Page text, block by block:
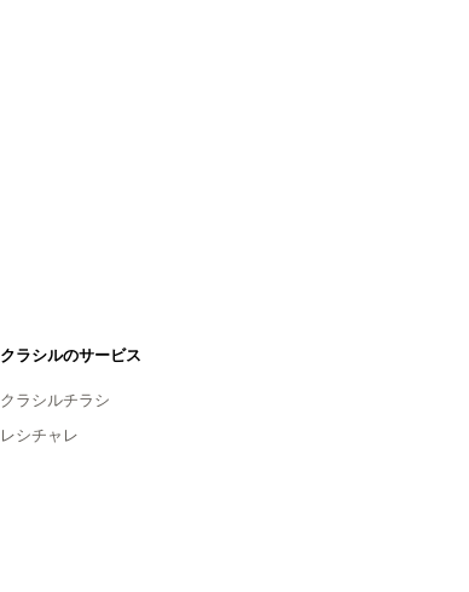
クラシルのサービス
クラシルチラシ
レシチャレ